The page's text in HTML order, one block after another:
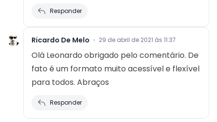
Responder
Ricardo De Melo · 29 de abril de 2021 às 11:37
Olá Leonardo obrigado pelo comentário. De
fato é um formato muito acessível e flexível
para todos. Abraços
Responder